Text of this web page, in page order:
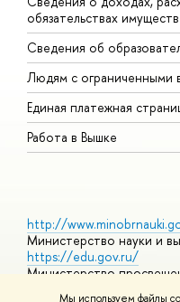
Мы используем файлы
обязательствах
Сведения об
Людям с ограниченными
Единая платежная
Работа в Вышке
http://
Министерство науки и
https://edu.gov.ru/
Министерство
https://elearning.hse.ru/